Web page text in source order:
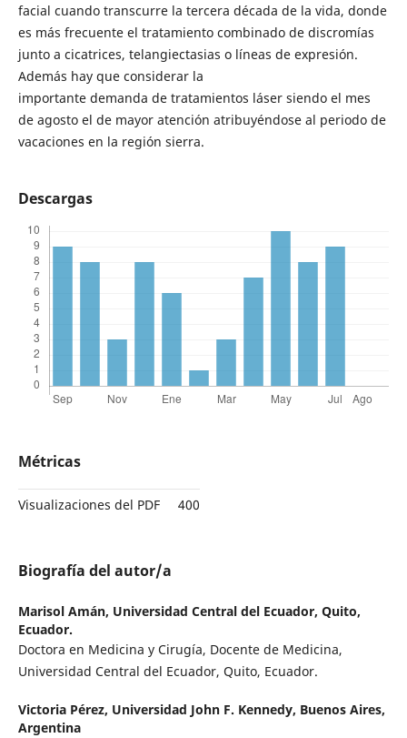
facial cuando transcurre la tercera década de la vida, donde
es más frecuente el tratamiento combinado de discromías
junto a cicatrices, telangiectasias o líneas de expresión.
Además hay que considerar la
importante demanda de tratamientos láser siendo el mes
de agosto el de mayor atención atribuyéndose al periodo de
vacaciones en la región sierra.
Descargas
Métricas
Visualizaciones del PDF 400
Biografía del autor/a
Marisol Amán, Universidad Central del Ecuador, Quito,
Ecuador.
Doctora en Medicina y Cirugía, Docente de Medicina,
Universidad Central del Ecuador, Quito, Ecuador.
Victoria Pérez, Universidad John F. Kennedy, Buenos Aires,
Argentina